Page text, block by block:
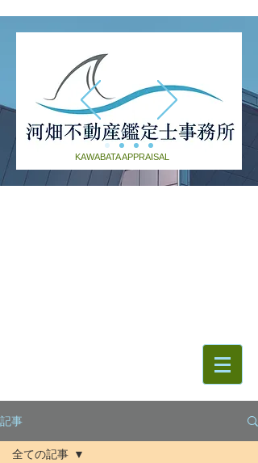
KAWABATA APPRAISAL
記事
全ての記事